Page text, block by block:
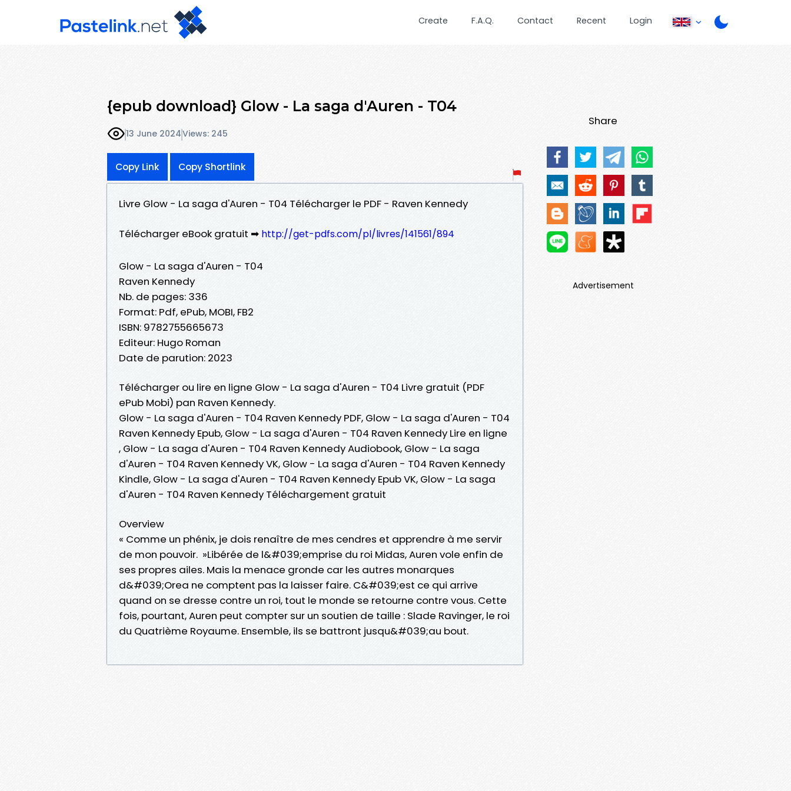
Create F.A.Q. Contact Recent Login
{epub download} Glow - La saga d'Auren - T04
13 June 2024Views: 245
Copy Link Copy Shortlink
Livre Glow - La saga d'Auren - T04 Télécharger le PDF - Raven Kennedy
Télécharger eBook gratuit ➡ http://get-pdfs.com/pl/livres/141561/894
Glow - La saga d'Auren - T04
Raven Kennedy
Nb. de pages: 336
Format: Pdf, ePub, MOBI, FB2
ISBN: 9782755665673
Editeur: Hugo Roman
Date de parution: 2023
Télécharger ou lire en ligne Glow - La saga d'Auren - T04 Livre gratuit (PDF
ePub Mobi) pan Raven Kennedy.
Glow - La saga d'Auren - T04 Raven Kennedy PDF, Glow - La saga d'Auren - T04
Raven Kennedy Epub, Glow - La saga d'Auren - T04 Raven Kennedy Lire en ligne
, Glow - La saga d'Auren - T04 Raven Kennedy Audiobook, Glow - La saga
d'Auren - T04 Raven Kennedy VK, Glow - La saga d'Auren - T04 Raven Kennedy
Kindle, Glow - La saga d'Auren - T04 Raven Kennedy Epub VK, Glow - La saga
d'Auren - T04 Raven Kennedy Téléchargement gratuit
Overview
« Comme un phénix, je dois renaître de mes cendres et apprendre à me servir
de mon pouvoir. »Libérée de l&#039;emprise du roi Midas, Auren vole enfin de
ses propres ailes. Mais la menace gronde car les autres monarques
d&#039;Orea ne comptent pas la laisser faire. C&#039;est ce qui arrive
quand on se dresse contre un roi, tout le monde se retourne contre vous. Cette
fois, pourtant, Auren peut compter sur un soutien de taille : Slade Ravinger, le roi
du Quatrième Royaume. Ensemble, ils se battront jusqu&#039;au bout.
Share
Advertisement